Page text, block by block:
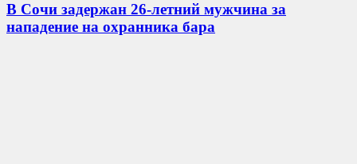
В Сочи задержан 26-летний мужчина за
нападение на охранника бара